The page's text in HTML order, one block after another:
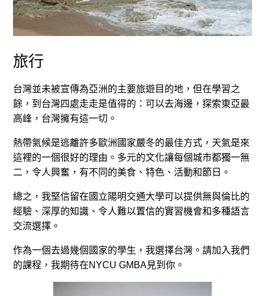
旅行
台灣並未被宣傳為亞洲的主要旅遊目的地，但在學習之
餘，到台灣四處走走是值得的：可以去海邊，探索東亞最
高峰，台灣擁有這一切。
熱帶氣候是逃離許多歐洲國家嚴冬的最佳方式，天氣是來
這裡的一個很好的理由。多元的文化讓每個城市都獨一無
二，令人興奮，有不同的美食、特色、活動和節日。
總之，我堅信留在國立陽明交通大學可以提供無與倫比的
經驗、深厚的知識、令人難以置信的實習機會和多種語言
交流選擇。
作為一個去過幾個國家的學生，我選擇台灣。請加入我們
的課程，我期待在NYCU GMBA見到你。